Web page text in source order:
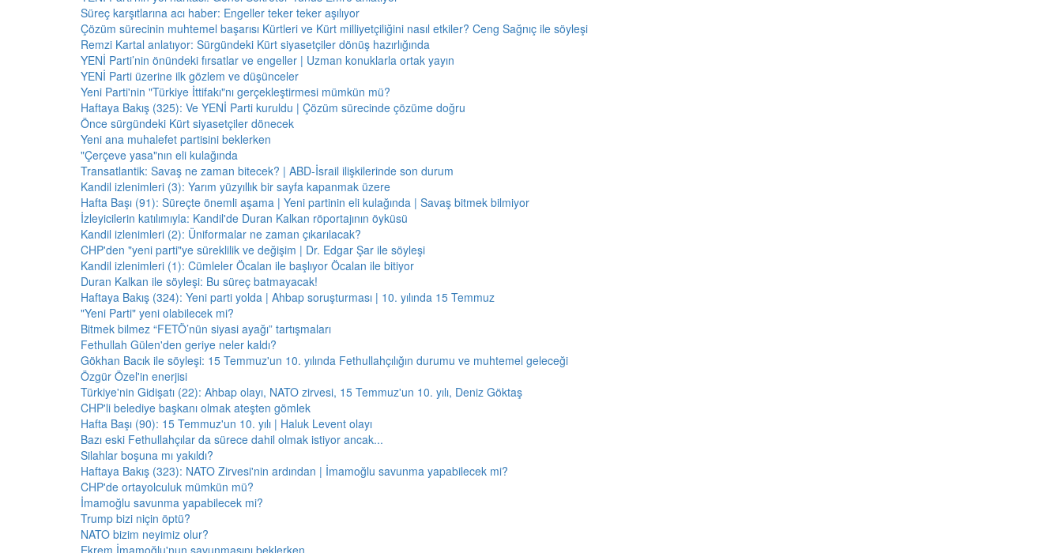
Süreç karşıtlarına acı haber: Engeller teker teker aşılıyor
Çözüm sürecinin muhtemel başarısı Kürtleri ve Kürt milliyetçiliğini nasıl etkiler? Ceng Sağnıç ile söyleşi
Remzi Kartal anlatıyor: Sürgündeki Kürt siyasetçiler dönüş hazırlığında
YENİ Parti’nin önündeki fırsatlar ve engeller | Uzman konuklarla ortak yayın
YENİ Parti üzerine ilk gözlem ve düşünceler
Yeni Parti'nin "Türkiye İttifakı"nı gerçekleştirmesi mümkün mü?
Haftaya Bakış (325): Ve YENİ Parti kuruldu | Çözüm sürecinde çözüme doğru
Önce sürgündeki Kürt siyasetçiler dönecek
Yeni ana muhalefet partisini beklerken
"Çerçeve yasa"nın eli kulağında
Transatlantik: Savaş ne zaman bitecek? | ABD-İsrail ilişkilerinde son durum
Kandil izlenimleri (3): Yarım yüzyıllık bir sayfa kapanmak üzere
Hafta Başı (91): Süreçte önemli aşama | Yeni partinin eli kulağında | Savaş bitmek bilmiyor
İzleyicilerin katılımıyla: Kandil'de Duran Kalkan röportajının öyküsü
Kandil izlenimleri (2): Üniformalar ne zaman çıkarılacak?
CHP'den "yeni parti"ye süreklilik ve değişim | Dr. Edgar Şar ile söyleşi
Kandil izlenimleri (1): Cümleler Öcalan ile başlıyor Öcalan ile bitiyor
Duran Kalkan ile söyleşi: Bu süreç batmayacak!
Haftaya Bakış (324): Yeni parti yolda | Ahbap soruşturması | 10. yılında 15 Temmuz
"Yeni Parti" yeni olabilecek mi?
Bitmek bilmez “FETÖ’nün siyasi ayağı” tartışmaları
Fethullah Gülen'den geriye neler kaldı?
Gökhan Bacık ile söyleşi: 15 Temmuz'un 10. yılında Fethullahçılığın durumu ve muhtemel geleceği
Özgür Özel'in enerjisi
Türkiye'nin Gidişatı (22): Ahbap olayı, NATO zirvesi, 15 Temmuz'un 10. yılı, Deniz Göktaş
CHP'li belediye başkanı olmak ateşten gömlek
Hafta Başı (90): 15 Temmuz'un 10. yılı | Haluk Levent olayı
Bazı eski Fethullahçılar da sürece dahil olmak istiyor ancak...
Silahlar boşuna mı yakıldı?
Haftaya Bakış (323): NATO Zirvesi'nin ardından | İmamoğlu savunma yapabilecek mi?
CHP'de ortayolculuk mümkün mü?
İmamoğlu savunma yapabilecek mi?
Trump bizi niçin öptü?
NATO bizim neyimiz olur?
Ekrem İmamoğlu'nun savunmasını beklerken